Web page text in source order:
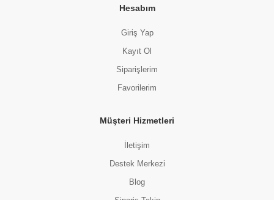
Hesabım
Giriş Yap
Kayıt Ol
Siparişlerim
Favorilerim
Müşteri Hizmetleri
İletişim
Destek Merkezi
Blog